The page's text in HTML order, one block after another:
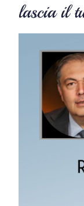
lascia il